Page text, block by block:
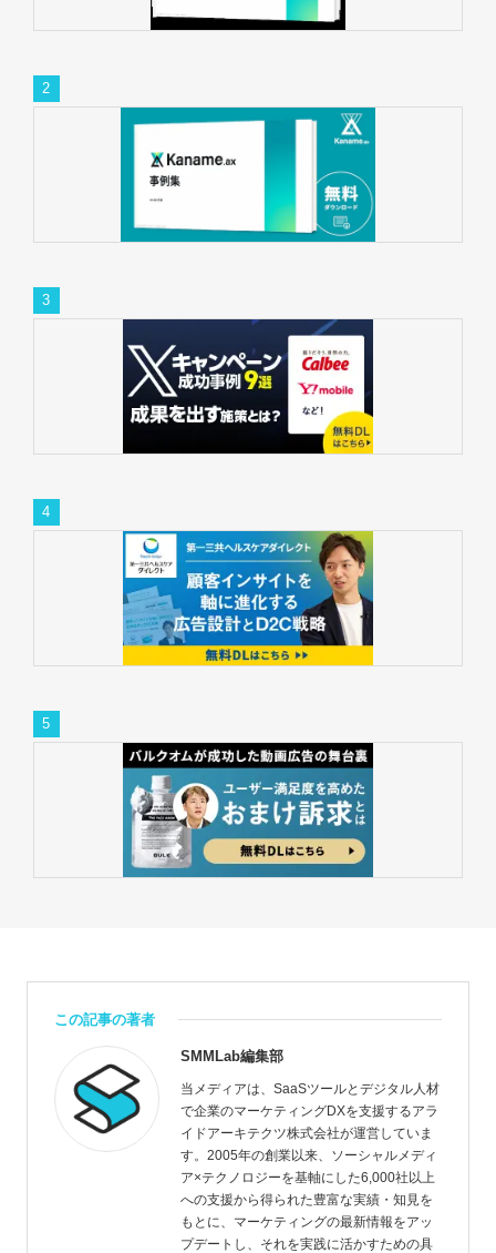
この記事の著者
SMMLab編集部
当メディアは、SaaSツールとデジタル人材
で企業のマーケティングDXを支援するアラ
イドアーキテクツ株式会社が運営していま
す。2005年の創業以来、ソーシャルメディ
ア×テクノロジーを基軸にした6,000社以上
への支援から得られた豊富な実績・知見を
もとに、マーケティングの最新情報をアッ
プデートし、それを実践に活かすための具